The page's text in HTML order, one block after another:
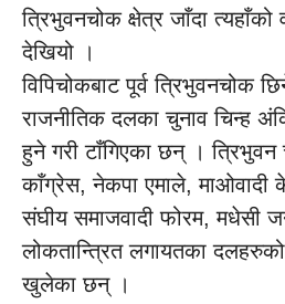
त्रिभुवनचोक क्षेत्र जाँदा
देखियो ।
विपिचोकबाट पूर्व त्रिभुवनचोक
राजनीतिक दलका चुनाव चिन्ह
हुने गरी टाँगिएका छन् ।
काँग्रेस, नेकपा एमाले, माओवादी
संघीय समाजवादी फोरम, मधेसी
लोकतान्त्रित लगायतका दलहरुको
खुलेका छन् ।